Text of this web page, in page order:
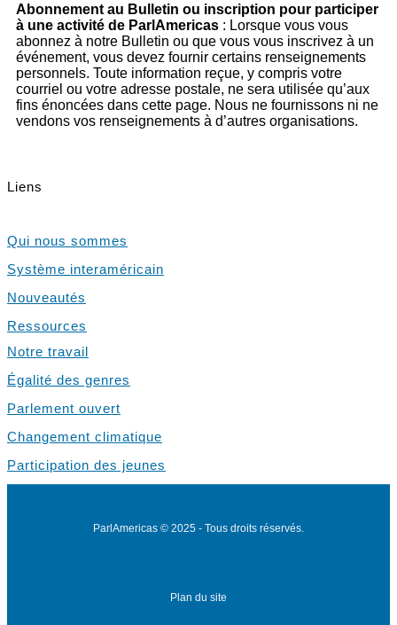
Abonnement au Bulletin ou inscription pour participer
à une activité de ParlAmericas : Lorsque vous vous
abonnez à notre Bulletin ou que vous vous inscrivez à un
événement, vous devez fournir certains renseignements
personnels. Toute information reçue, y compris votre
courriel ou votre adresse postale, ne sera utilisée qu’aux
fins énoncées dans cette page. Nous ne fournissons ni ne
vendons vos renseignements à d’autres organisations.
Liens
Qui nous sommes
Système interaméricain
Nouveautés
Ressources
Notre travail
Égalité des genres
Parlement ouvert
Changement climatique
Participation des jeunes
ParlAmericas © 2025 - Tous droits réservés.
Plan du site